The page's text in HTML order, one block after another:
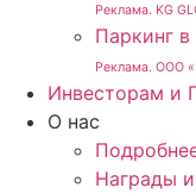
Реклама. KG
Паркинг в
Реклама. ООО
Инвесторам и
О нас
Награды